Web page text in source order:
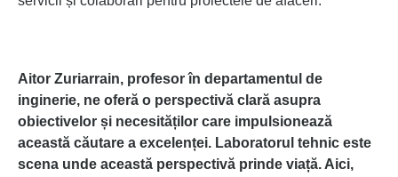
Aitor Zuriarrain, profesor în departamentul de
inginerie, ne oferă o perspectivă clară asupra
obiectivelor și necesităților care impulsionează
această căutare a excelenței. Laboratorul tehnic este
scena unde această perspectivă prinde viață. Aici,